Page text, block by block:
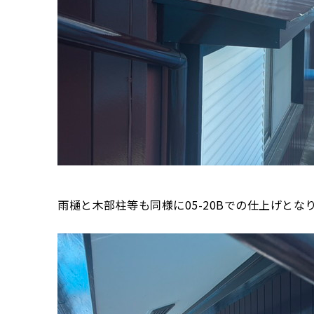
雨樋と木部柱等も同様に05-20Bでの仕上げとな